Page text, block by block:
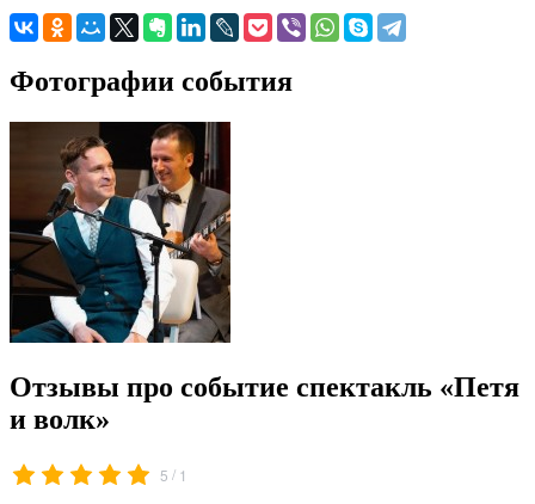
Фотографии события
Отзывы про событие спектакль «Петя
и волк»
5 / 1